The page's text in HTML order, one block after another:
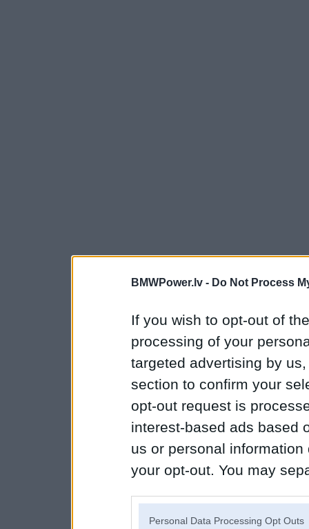
BMWPower.lv - Do Not Process
If you wish to opt-out of
processing of your
targeted advertising by
section to confirm your
opt-out request is
interest-based ads based
us or personal
your opt-out. You may
Personal Data Processing Opt Outs